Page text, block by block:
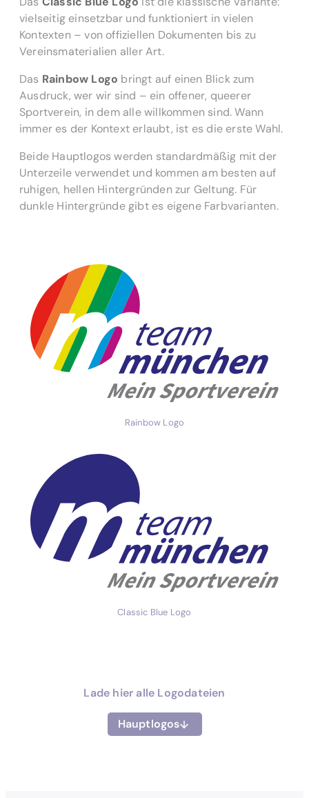
vielseitig einsetzbar und funktioniert in vielen
Kontexten – von offiziellen Dokumenten bis zu
Vereinsmaterialien aller Art.
Das Rainbow Logo bringt auf einen Blick zum
Ausdruck, wer wir sind – ein offener, queerer
Sportverein, in dem alle willkommen sind. Wann
immer es der Kontext erlaubt, ist es die erste Wahl.
Beide Hauptlogos werden standardmäßig mit der
Unterzeile verwendet und kommen am besten auf
ruhigen, hellen Hintergründen zur Geltung. Für
dunkle Hintergründe gibt es eigene Farbvarianten.
Rainbow Logo
Classic Blue Logo
Lade hier alle Logodateien
Hauptlogos